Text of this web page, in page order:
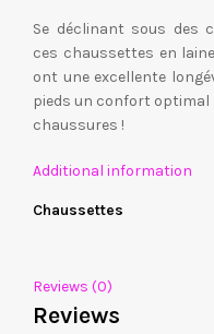
Se déclinant sous des
ces chaussettes en
ont une excellente
pieds un confort optimal
chaussures !
Additional information
Chaussettes
Reviews (0)
Reviews